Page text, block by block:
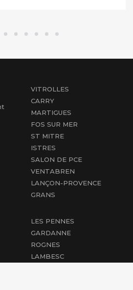
VITROLLES
CARRY
MARTIGUES
FOS SUR MER
ST MITRE
ISTRES
SALON DE PCE
VENTABREN
LANÇON-PROVENCE
GRANS
LES PENNES
GARDANNE
ROGNES
LAMBESC